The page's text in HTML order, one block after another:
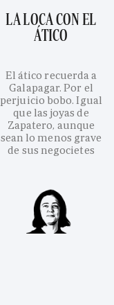
LA LOCA CON EL
ÁTICO
El ático recuerda a
Galapagar. Por el
perjuicio bobo. Igual
que las joyas de
Zapatero, aunque
sean lo menos grave
de sus negocietes